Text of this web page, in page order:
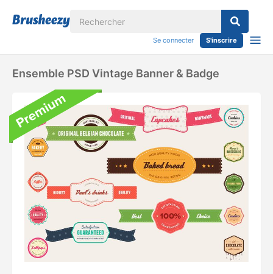
Se connecter S'inscrire
Ensemble PSD Vintage Banner & Badge